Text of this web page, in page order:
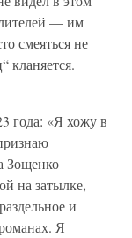
— им
смеяться не
года: «Я хожу в
Зощенко
на затылке,
и
Я